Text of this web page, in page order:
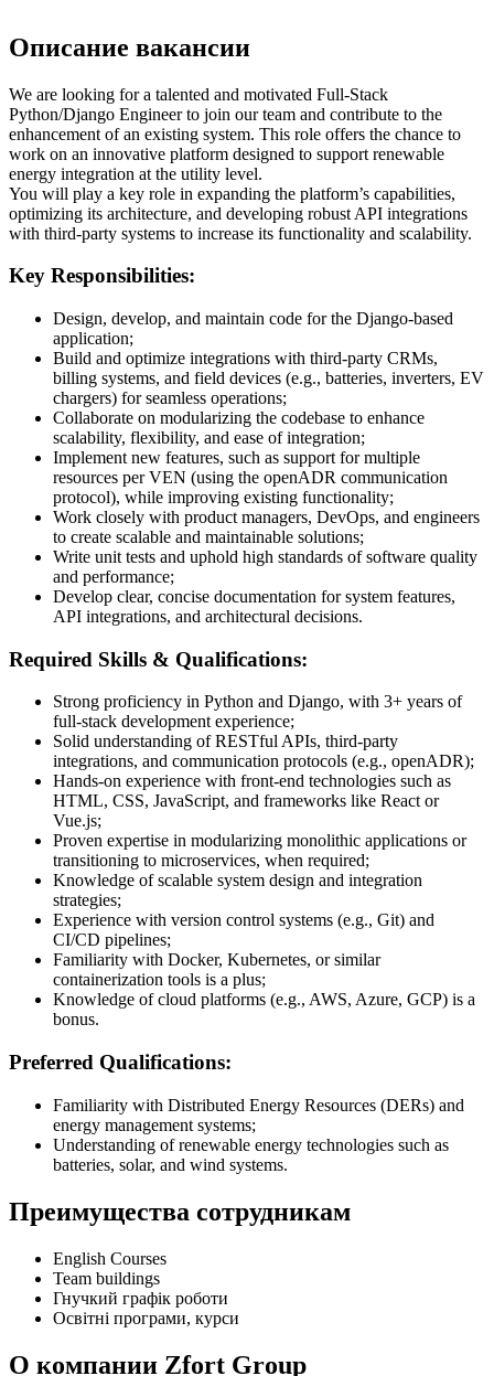
Описание вакансии
We are looking for a talented and motivated Full-Stack
Python/Django Engineer to join our team and contribute to the
enhancement of an existing system. This role offers the chance to
work on an innovative platform designed to support renewable
energy integration at the utility level.
You will play a key role in expanding the platform’s capabilities,
optimizing its architecture, and developing robust API integrations
with third-party systems to increase its functionality and scalability.
Key Responsibilities:
Design, develop, and maintain code for the Django-based
application;
Build and optimize integrations with third-party CRMs,
billing systems, and field devices (e.g., batteries, inverters, EV
chargers) for seamless operations;
Collaborate on modularizing the codebase to enhance
scalability, flexibility, and ease of integration;
Implement new features, such as support for multiple
resources per VEN (using the openADR communication
protocol), while improving existing functionality;
Work closely with product managers, DevOps, and engineers
to create scalable and maintainable solutions;
Write unit tests and uphold high standards of software quality
and performance;
Develop clear, concise documentation for system features,
API integrations, and architectural decisions.
Required Skills & Qualifications:
Strong proficiency in Python and Django, with 3+ years of
full-stack development experience;
Solid understanding of RESTful APIs, third-party
integrations, and communication protocols (e.g., openADR);
Hands-on experience with front-end technologies such as
HTML, CSS, JavaScript, and frameworks like React or
Vue.js;
Proven expertise in modularizing monolithic applications or
transitioning to microservices, when required;
Knowledge of scalable system design and integration
strategies;
Experience with version control systems (e.g., Git) and
CI/CD pipelines;
Familiarity with Docker, Kubernetes, or similar
containerization tools is a plus;
Knowledge of cloud platforms (e.g., AWS, Azure, GCP) is a
bonus.
Preferred Qualifications:
Familiarity with Distributed Energy Resources (DERs) and
energy management systems;
Understanding of renewable energy technologies such as
batteries, solar, and wind systems.
Преимущества сотрудникам
English Courses
Team buildings
Гнучкий графік роботи
Освітні програми, курси
О компании Zfort Group